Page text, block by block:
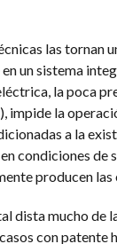
las tornan
un sistema
la poca
impide la
a la
condiciones de
producen las
dista mucho de
con patente